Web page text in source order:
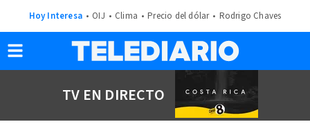
Hoy Interesa OIJ Clima Precio del dólar Rodrigo Chaves
TV EN DIRECTO